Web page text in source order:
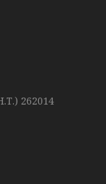
262014